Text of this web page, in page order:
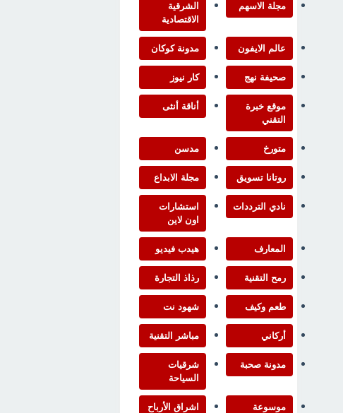
مجلة الاسهم
الشرقية
الاقتصادية
عالم الايفون مدونة كوكان
صحيفة نهج كار نيوز
موقع خبرة
التقني
أناقة أنثى
متورخ مدسن
روتانا تسويق مجلة الابداع
نادي الترددات
استشارات
اون لاين
المعارف هيدب فيديو
رمح التقنية رذاذ التجارة
طعم وكيف شهود نت
أركاني مباشر التقنية
مدونة صحبة
شرقيات
السياحة
موسوعة
اشراق الأرباح